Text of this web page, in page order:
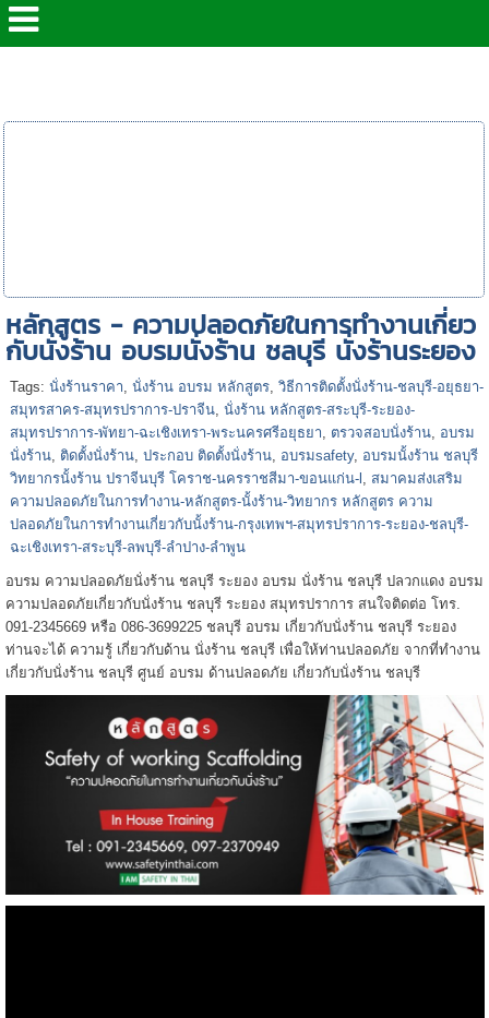
หลักสูตร - ความปลอดภัยในการทำงานเกี่ยว
กับนั่งร้าน อบรมนั่งร้าน ชลบุรี นั่งร้านระยอง
Tags: นั่งร้านราคา นั่งร้าน อบรม หลักสูตร, วิธีการติดตั้งนั่งร้าน-ชลบุรี-อยุธยา-
สมุทรสาคร-สมุทรปราการ-ปราจีน, นั่งร้าน หลักสูตร-สระบุรี-ระยอง-
สมุทรปราการ-พัทยา-ฉะเชิงเทรา-พระนครศรีอยุธยา
ตรวจสอบนั่งร้าน, อบรม
นั่งร้าน, ติดตั้งนั่งร้าน, ประกอบ ติดตั้งนั่งร้าน, อบรมsafety, อบรมนั้งร้าน ชลบุรี
วิทยากรนั้งร้าน ปราจีนบุรี โคราช-นครราชสีมา-ขอนแก่น-l
สมาคมส่งเสริม
ความปลอดภัยในการทำงาน-หลักสูตร-นั้งร้าน-วิทยากร หลักสูตร ความ
ปลอดภัยในการทำงานเกี่ยวกับนั้งร้าน-กรุงเทพฯ-สมุทรปราการ-ระยอง-ชลบุรี-
ฉะเชิงเทรา-สระบุรี-ลพบุรี-ลำปาง-ลำพูน
อบรม ความปลอดภัยนั่งร้าน ชลบุรี ระยอง อบรม นั่งร้าน ชลบุรี ปลวกแดง อบรม
ความปลอดภัยเกี่ยวกับนั่งร้าน ชลบุรี ระยอง สมุทรปราการ สนใจติดต่อ โทร.
091-2345669 หรือ 086-3699225 ชลบุรี อบรม เกี่ยวกับนั่งร้าน ชลบุรี ระยอง
ท่านจะได้ ความรู้ เกี่ยวกับด้าน นั่งร้าน ชลบุรี เพื่อให้ท่านปลอดภัย จากที่ทำงาน
เกี่ยวกับนั่งร้าน ชลบุรี ศูนย์ อบรม ด้านปลอดภัย เกี่ยวกับนั่งร้าน ชลบุรี